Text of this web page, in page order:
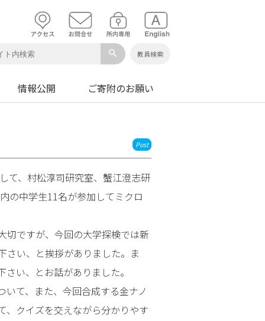
search 教員検索
情報公開 ご寄附のお願い
Post
て、村松淳司研究室、蟹江澄志研
の中学生11名が参加してミクロ
ですが、今回の大学探検では新
さい、と挨拶がありました。ま
い、とお話がありました。
て、また、今回合成する金ナノ
、クイズを交えながら分かりやす